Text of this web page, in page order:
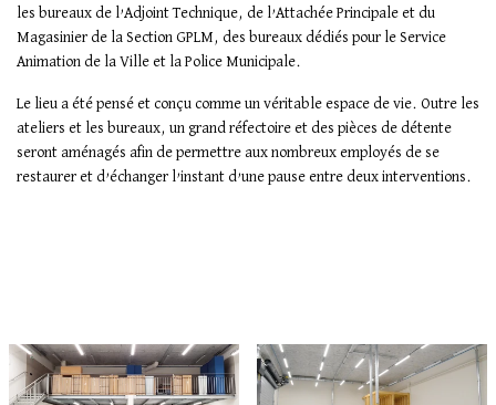
les bureaux de l’Adjoint Technique, de l’Attachée Principale et du
Magasinier de la Section GPLM, des bureaux dédiés pour le Service
Animation de la Ville et la Police Municipale.
Le lieu a été pensé et conçu comme un véritable espace de vie. Outre les
ateliers et les bureaux, un grand réfectoire et des pièces de détente
seront aménagés afin de permettre aux nombreux employés de se
restaurer et d’échanger l’instant d’une pause entre deux interventions.